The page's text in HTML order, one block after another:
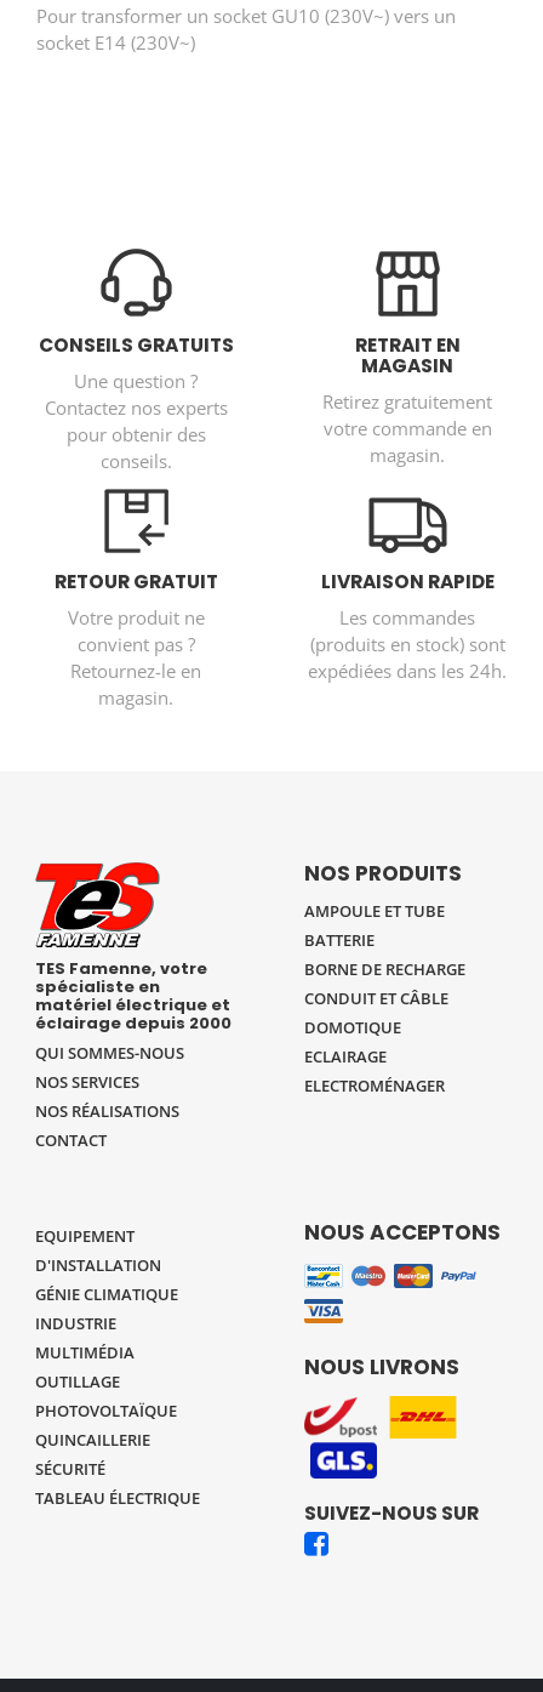
Pour transformer un socket GU10 (230V~) vers un
socket E14 (230V~)
CONSEILS GRATUITS
Une question ?
Contactez nos experts
pour obtenir des
conseils.
RETRAIT EN
MAGASIN
Retirez gratuitement
votre commande en
magasin.
RETOUR GRATUIT
Votre produit ne
convient pas ?
Retournez-le en
magasin.
LIVRAISON RAPIDE
Les commandes
(produits en stock) sont
expédiées dans les 24h.
TES Famenne, votre
spécialiste en
matériel électrique et
éclairage depuis 2000
QUI SOMMES-NOUS
NOS SERVICES
NOS RÉALISATIONS
CONTACT
NOS PRODUITS
AMPOULE ET TUBE
BATTERIE
BORNE DE RECHARGE
CONDUIT ET CÂBLE
DOMOTIQUE
ECLAIRAGE
ELECTROMÉNAGER
EQUIPEMENT
D'INSTALLATION
GÉNIE CLIMATIQUE
INDUSTRIE
MULTIMÉDIA
OUTILLAGE
PHOTOVOLTAÏQUE
QUINCAILLERIE
SÉCURITÉ
TABLEAU ÉLECTRIQUE
NOUS ACCEPTONS
NOUS LIVRONS
SUIVEZ-NOUS SUR